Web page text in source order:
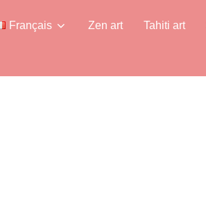
Français Zen art Tahiti art